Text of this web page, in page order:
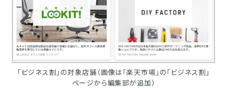
「ビジネス割」の対象店舗（画像は「楽天市場」の「ビジネス割」
ページから編集部が追加）